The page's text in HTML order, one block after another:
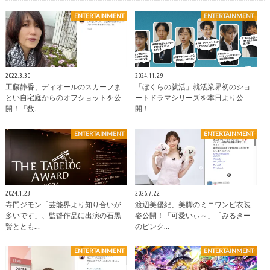
ENTERTAINMENT
2022.3.30
工藤静香、ディオールのスカーフま
とい自宅庭からのオフショットを公
開！「数…
ENTERTAINMENT
2024.11.29
「ぼくらの就活」就活業界初のショ
ートドラマシリーズを本日より公
開！
ENTERTAINMENT
2024.1.23
寺門ジモン「芸能界より知り合いが
多いです」、監督作品に出演の石黒
賢ととも…
ENTERTAINMENT
2026.7.22
渡辺美優紀、美脚のミニワンピ衣装
姿公開！「可愛いぃ～」「みるきー
のピンク…
ENTERTAINMENT ENTERTAINMENT